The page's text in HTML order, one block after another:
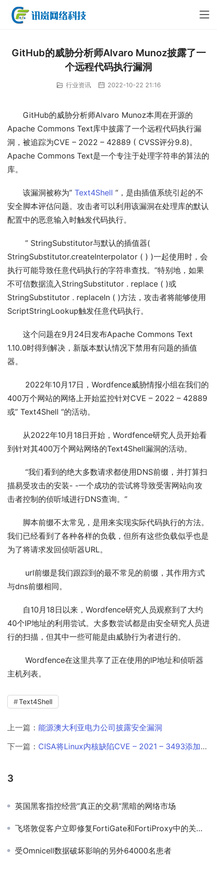
GitHub的威胁分析师Alvaro Munoz披露了一
个远程代码执行漏洞
行业资讯 2022-10-22 21:16
GitHub的威胁分析师Alvaro Munoz本周在开源的
Apache Commons Text库中披露了一个远程代码执行漏
洞，被追踪为CVE – 2022 – 42889 ( CVSS评分9.8)。
Apache Commons Text是一个专注于处理字符串的算法的
库。
该漏洞被称为” Text4Shell “，是由插值系统引起的不
安全脚本评估问题。攻击者可以利用该漏洞在处理库的默认
配置中的恶意输入时触发代码执行。
” StringSubstitutor与默认的插值器(
StringSubstitutor.createInterpolator ( ) )一起使用时，会
执行可能导致任意代码执行的字符串查找。”特别地，如果
不可信数据流入StringSubstitutor . replace ( )或
StringSubstitutor . replaceIn ( )方法，攻击者将能够使用
ScriptStringLookup触发任意代码执行。
这个问题在9月24日发布Apache Commons Text
1.10.0时得到解决，新版本默认情况下禁用有问题的插值
器。
2022年10月17日，Wordfence威胁情报小组在我们的
400万个网站的网络上开始监控针对CVE – 2022 – 42889
或” Text4Shell “的活动。
从2022年10月18日开始，Wordfence研究人员开始看
到针对其400万个网站网络的Text4Shell漏洞的活动。
“我们看到的绝大多数请求都使用DNS前缀，并打算扫
描易受攻击的安装- -一个成功的尝试将导致受害网站向攻
击者控制的侦听域进行DNS查询。”
脚本前缀不太常见，是用来实现实际代码执行的方法。
我们已经看到了各种各样的负载，但所有这些负载似乎也是
为了将请求发回侦听器URL。
url前缀是我们跟踪到的最不常见的前缀，其作用方式
与dns前缀相同。
自10月18日以来，Wordfence研究人员观察到了大约
40个IP地址的利用尝试。大多数尝试都是由安全研究人员进
行的扫描，但其中一些可能是由威胁行为者进行的。
Wordfence在这里共享了正在使用的IP地址和侦听器
主机列表。
Text4Shell
上一篇： 能源澳大利亚电力公司披露安全漏洞
下一篇： CISA将Linux内核缺陷CVE – 2021 – 3493添加到其已知的漏洞利用目录中￼
3
英国黑客指控经营”真正的交易”黑暗的网络市场
飞塔敦促客户立即修复FortiGate和FortiProxy中的关键身份验证绕过漏洞
受Omnicell数据破坏影响的另外64000名患者